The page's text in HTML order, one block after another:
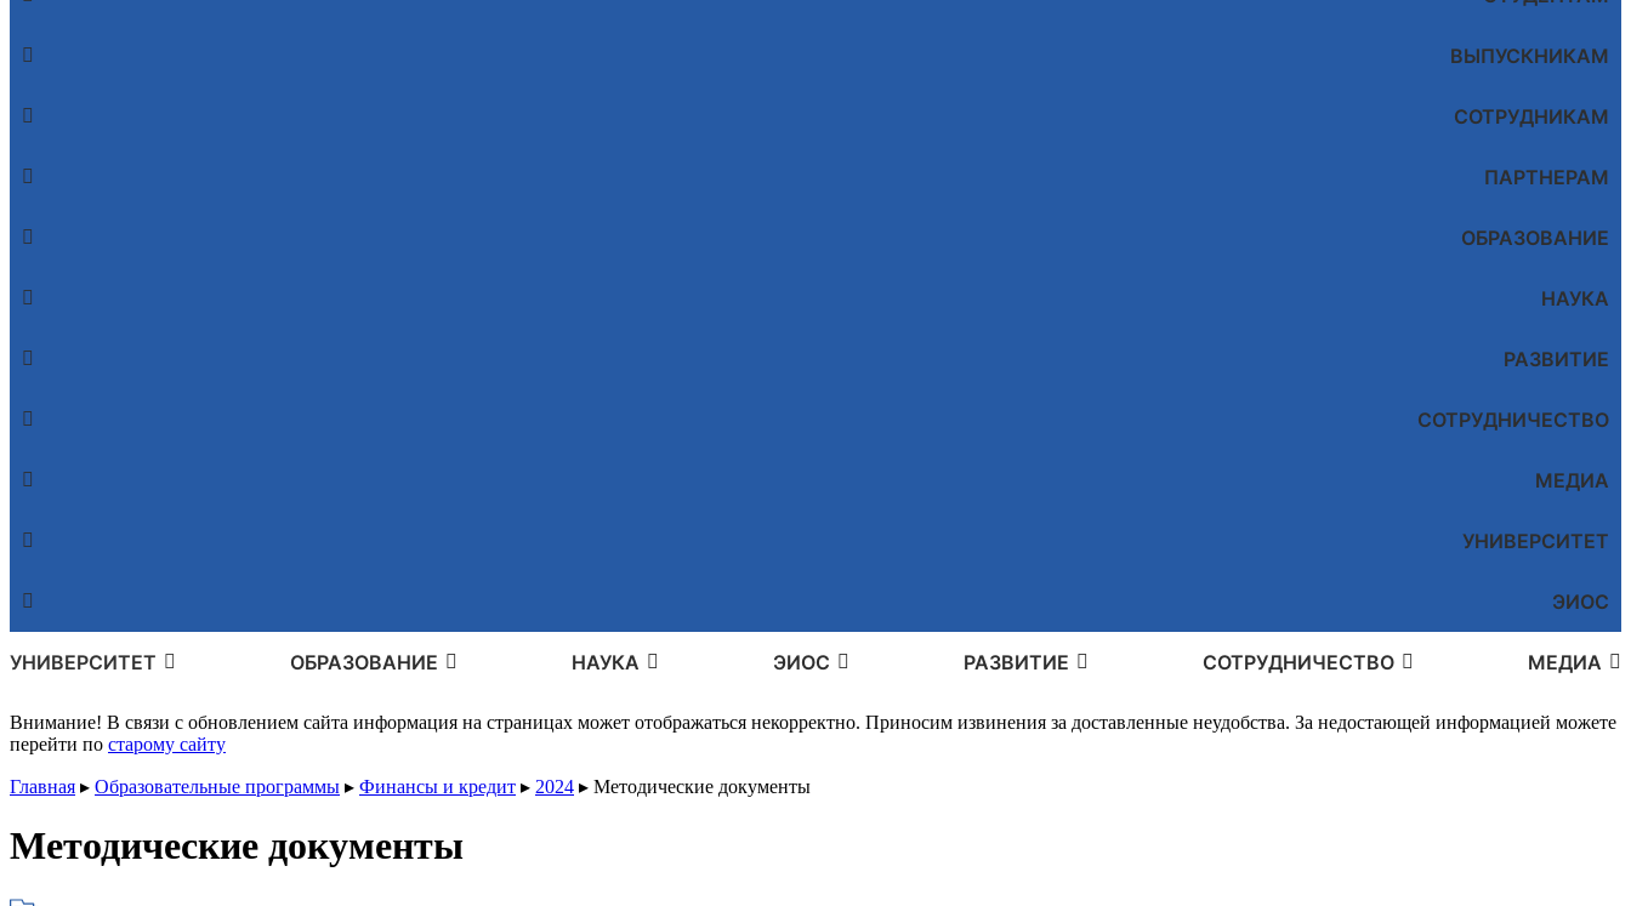
ВЫПУСКНИКАМ
СОТРУДНИКАМ
ПАРТНЕРАМ
ОБРАЗОВАНИЕ
НАУКА
РАЗВИТИЕ
СОТРУДНИЧЕСТВО
МЕДИА
УНИВЕРСИТЕТ
ЭИОС
УНИВЕРСИТЕТ ОБРАЗОВАНИЕ НАУКА ЭИОС РАЗВИТИЕ СОТРУДНИЧЕСТВО МЕДИА
Внимание! В связи с обновлением сайта информация на страницах может отображаться некорректно. Приносим извинения за доставленные неудобства. За недостающей информацией можете
перейти по старому сайту
Главная ▸ Образовательные программы ▸ Финансы и кредит ▸ 2024 ▸ Методические документы
Методические документы